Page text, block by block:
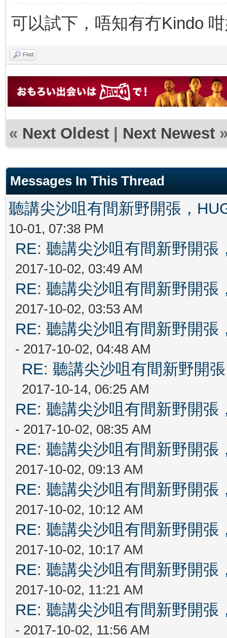
可以試下，唔知有冇Kindo
Find
« Next Oldest | Next Newest
Messages In This Thread
聽講尖沙咀有間新野開張，
10-01, 07:38 PM
RE: 聽講尖沙咀有間新野開張
2017-10-02, 03:49 AM
RE: 聽講尖沙咀有間新野開張
2017-10-02, 03:53 AM
RE: 聽講尖沙咀有間新野開張
- 2017-10-02, 04:48 AM
RE: 聽講尖沙咀有間新野開
2017-10-14, 06:25 AM
RE: 聽講尖沙咀有間新野開張
- 2017-10-02, 08:35 AM
RE: 聽講尖沙咀有間新野開張
2017-10-02, 09:13 AM
RE: 聽講尖沙咀有間新野開張
2017-10-02, 10:12 AM
RE: 聽講尖沙咀有間新野開張
2017-10-02, 10:17 AM
RE: 聽講尖沙咀有間新野開張
2017-10-02, 11:21 AM
RE: 聽講尖沙咀有間新野開張
- 2017-10-02, 11:56 AM